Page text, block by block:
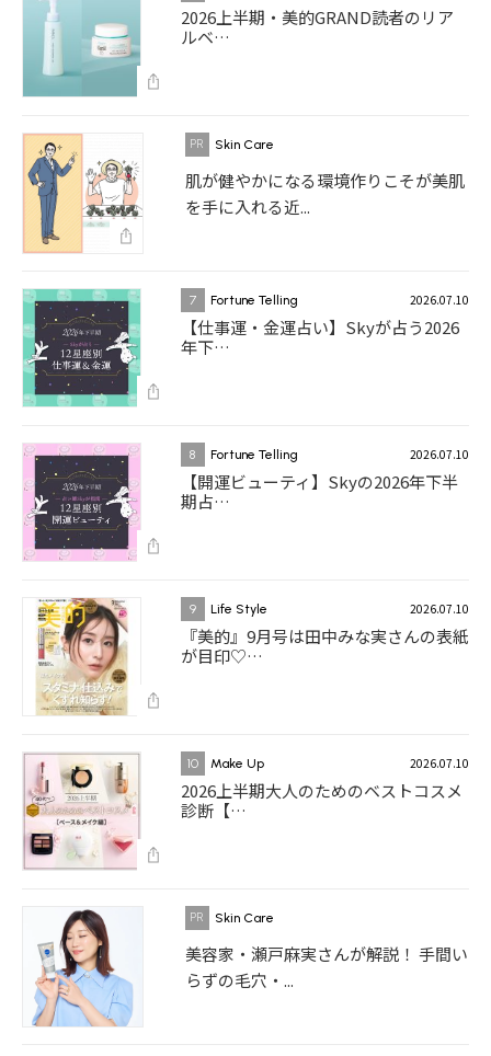
2026上半期・美的GRAND読者のリア
ルベ…
Skin Care
肌が健やかになる環境作りこそが美肌
を手に入れる近...
7 Fortune Telling 2026.07.10
【仕事運・金運占い】Skyが占う2026
年下…
8 Fortune Telling 2026.07.10
【開運ビューティ】Skyの2026年下半
期占…
9 Life Style 2026.07.10
『美的』9月号は田中みな実さんの表紙
が目印♡…
10 Make Up 2026.07.10
2026上半期大人のためのベストコスメ
診断【…
Skin Care
美容家・瀬戸麻実さんが解説！ 手間い
らずの毛穴・...